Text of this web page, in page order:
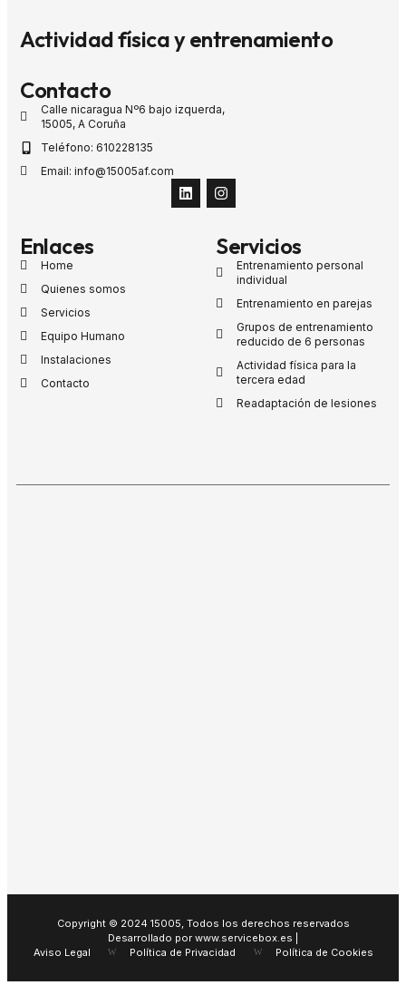
Actividad física y entrenamiento
Contacto
Calle nicaragua Nº6 bajo izquerda,
15005, A Coruña
Teléfono: 610228135
Email: info@15005af.com
Enlaces
Home
Quienes somos
Servicios
Equipo Humano
Instalaciones
Contacto
Servicios
Entrenamiento personal
individual
Entrenamiento en parejas
Grupos de entrenamiento
reducido de 6 personas
Actividad física para la
tercera edad
Readaptación de lesiones
Copyright © 2024 15005, Todos los derechos reservados
Desarrollado por www.servicebox.es |
Aviso Legal
Política de Privacidad Política de Cookies